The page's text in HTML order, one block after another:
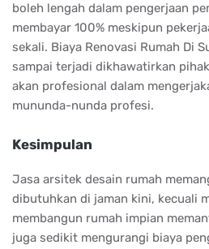
boleh lengah dalam pengerjaan
membayar 100% meskipun
sekali. Biaya Renovasi Rumah Di
sampai terjadi dikhawatirkan
akan profesional dalam
mununda-nunda profesi.
Kesimpulan
Jasa arsitek desain rumah
dibutuhkan di jaman kini, kecuali
membangun rumah impian
juga sedikit mengurangi biaya